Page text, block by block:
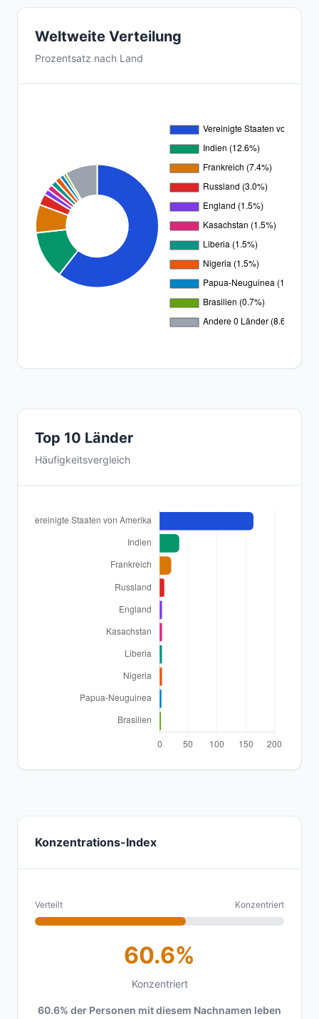
Weltweite Verteilung
Prozentsatz nach Land
Top 10 Länder
Häufigkeitsvergleich
Konzentrations-Index
Verteilt Konzentriert
60.6%
Konzentriert
60.6% der Personen mit diesem Nachnamen leben